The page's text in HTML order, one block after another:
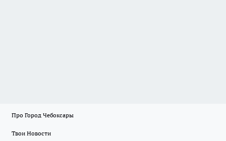
Про Город Чебоксары
Твои Новости